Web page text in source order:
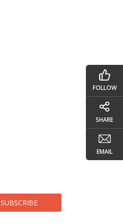
SUBSCRIBE
FOLLOW
SHARE
EMAIL